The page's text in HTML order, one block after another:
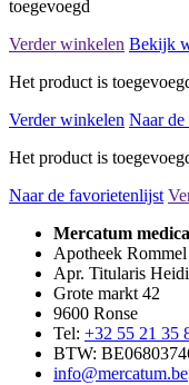
toegevoegd
Verder winkelen Bekijk
Het product is
Verder winkelen Naar
Het product is
Naar de favorietenlijst
Mercatum
Apotheek Rommel
Apr. Titularis
Grote markt 42
9600 Ronse
Tel: +32 55 21 35
BTW:
info@mercatum.be